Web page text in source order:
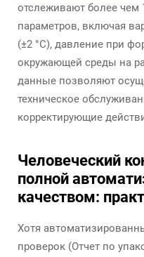
отслеживают более чем
параметров, включая
(±2 °C), давление при
окружающей среды на
данные позволяют
техническое
корректирующие
Человеческий
полной
качеством:
Хотя
проверок (Отчет по